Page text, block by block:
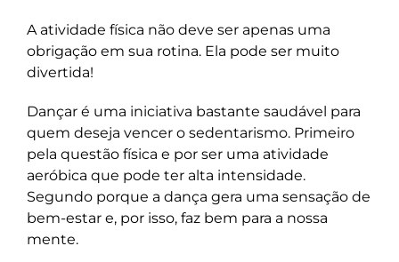
A atividade física não deve ser apenas uma
obrigação em sua rotina. Ela pode ser muito
divertida!
Dançar é uma iniciativa bastante saudável para
quem deseja vencer o sedentarismo. Primeiro
pela questão física e por ser uma atividade
aeróbica que pode ter alta intensidade.
Segundo porque a dança gera uma sensação de
bem-estar e, por isso, faz bem para a nossa
mente.